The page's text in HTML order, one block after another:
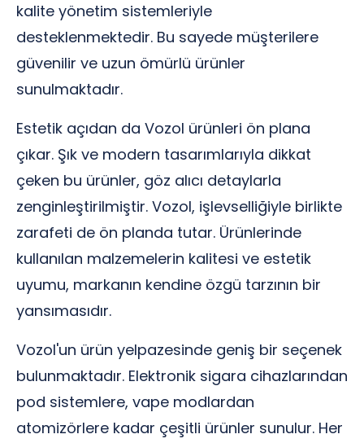
kalite yönetim sistemleriyle
desteklenmektedir. Bu sayede müşterilere
güvenilir ve uzun ömürlü ürünler
sunulmaktadır.
Estetik açıdan da Vozol ürünleri ön plana
çıkar. Şık ve modern tasarımlarıyla dikkat
çeken bu ürünler, göz alıcı detaylarla
zenginleştirilmiştir. Vozol, işlevselliğiyle birlikte
zarafeti de ön planda tutar. Ürünlerinde
kullanılan malzemelerin kalitesi ve estetik
uyumu, markanın kendine özgü tarzının bir
yansımasıdır.
Vozol'un ürün yelpazesinde geniş bir seçenek
bulunmaktadır. Elektronik sigara cihazlarından
pod sistemlere, vape modlardan
atomizörlere kadar çeşitli ürünler sunulur. Her